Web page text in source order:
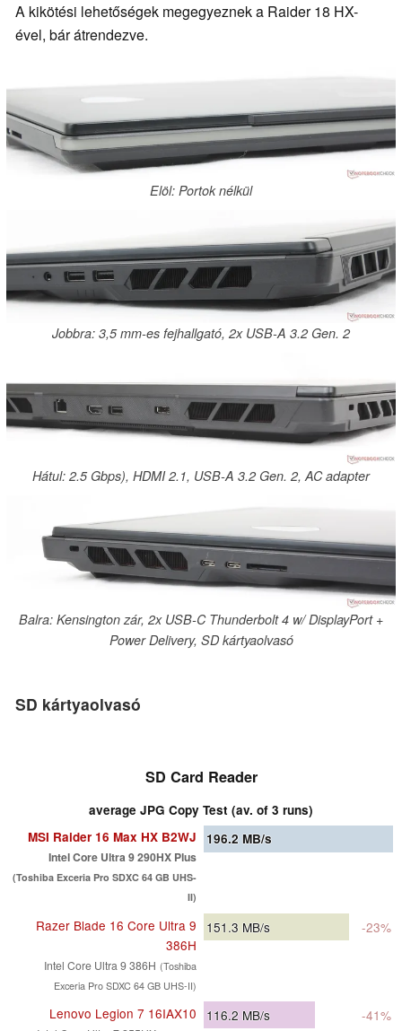
A kikötési lehetőségek megegyeznek a Raider 18 HX-
ével, bár átrendezve.
Elöl: Portok nélkül
Jobbra: 3,5 mm-es fejhallgató, 2x USB-A 3.2 Gen. 2
Hátul: 2.5 Gbps), HDMI 2.1, USB-A 3.2 Gen. 2, AC adapter
Balra: Kensington zár, 2x USB-C Thunderbolt 4 w/ DisplayPort +
Power Delivery, SD kártyaolvasó
SD kártyaolvasó
SD Card Reader
average JPG Copy Test (av. of 3 runs)
MSI Raider 16 Max HX B2WJ
Intel Core Ultra 9 290HX Plus
(Toshiba Exceria Pro SDXC 64 GB UHS-
II)
196.2 MB/s
Razer Blade 16 Core Ultra 9
386H
Intel Core Ultra 9 386H (Toshiba
Exceria Pro SDXC 64 GB UHS-II)
151.3 MB/s -23%
Lenovo Legion 7 16IAX10 116.2 MB/s -41%